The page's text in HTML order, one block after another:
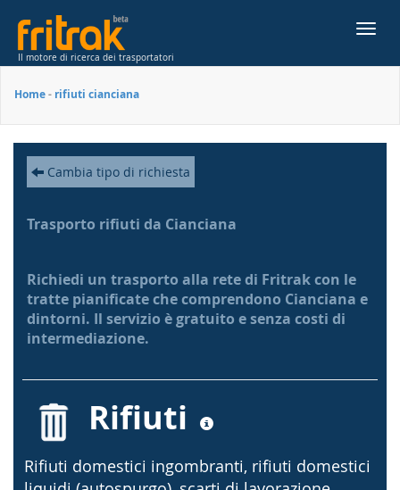
Il motore di ricerca dei trasportatori
Home- rifiuti cianciana
Cambia tipo di richiesta
Trasporto rifiuti da Cianciana
Richiedi un trasporto alla rete di Fritrak con le
tratte pianificate che comprendono Cianciana e
dintorni. Il servizio è gratuito e senza costi di
intermediazione.
Rifiuti
Rifiuti domestici ingombranti, rifiuti domestici